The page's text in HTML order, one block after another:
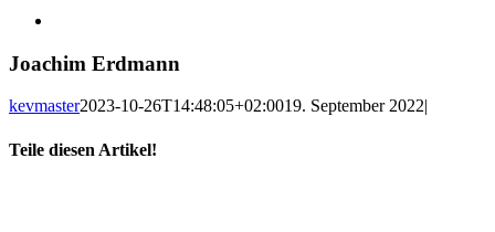
Bild
Joachim Erdmann
kevmaster2023-10-26T14:48:05+02:0019. September 2022|
Teile diesen Artikel!